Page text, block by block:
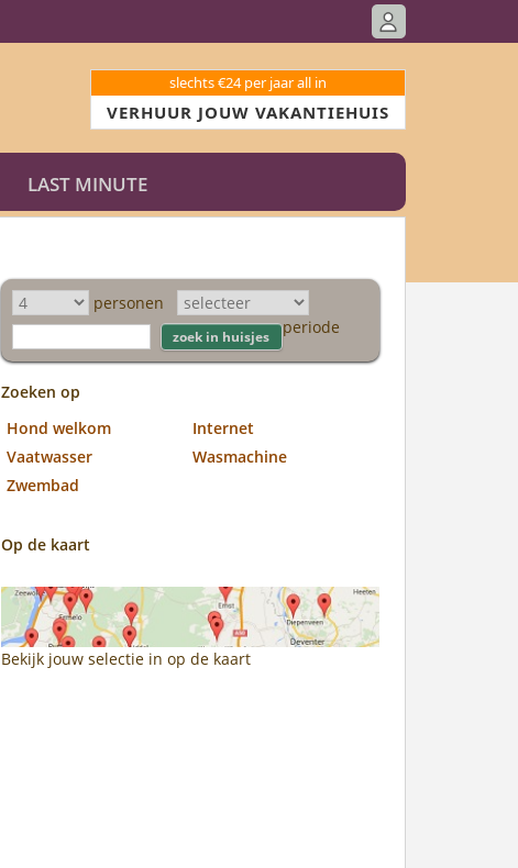
slechts €24 per jaar all in
VERHUUR JOUW VAKANTIEHUIS
LAST MINUTE
personen
periode
Zoeken op
Hond welkom
Internet
Vaatwasser
Wasmachine
Zwembad
Op de kaart
Bekijk jouw selectie inop de kaart